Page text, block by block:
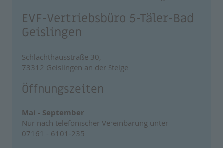
EVF-Vertriebsbüro 5-Täler-Bad
Geislingen
Schlachthausstraße 30,
73312 Geislingen an der Steige
Öffnungszeiten
Mai - September
Nur nach telefonischer Vereinbarung unter
07161 - 6101-235